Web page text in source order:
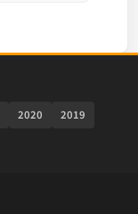
2020
2019